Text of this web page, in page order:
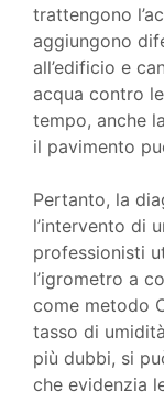
trattengono
aggiungono
all’edificio e
acqua contro
tempo, anche
il pavimento
Pertanto, la
l’intervento di
professionisti
l’igrometro a
come metodo
tasso di
più dubbi, si
che evidenzia